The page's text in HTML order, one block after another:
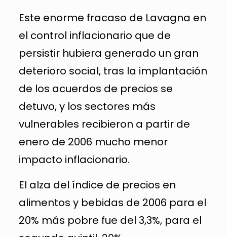
Este enorme fracaso de Lavagna en
el control inflacionario que de
persistir hubiera generado un gran
deterioro social, tras la implantación
de los acuerdos de precios se
detuvo, y los sectores más
vulnerables recibieron a partir de
enero de 2006 mucho menor
impacto inflacionario.
El alza del índice de precios en
alimentos y bebidas de 2006 para el
20% más pobre fue del 3,3%, para el